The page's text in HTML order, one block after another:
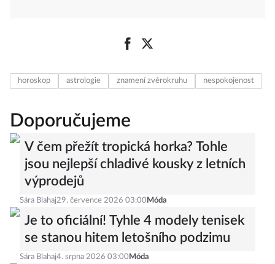
horoskop astrologie znamení zvěrokruhu nespokojenost
Doporučujeme
V čem přežít tropická horka? Tohle
jsou nejlepší chladivé kousky z letních
výprodejů
Sára Blahaj29. července 2026 03:00 Móda
Je to oficiální! Tyhle 4 modely tenisek
se stanou hitem letošního podzimu
Sára Blahaj4. srpna 2026 03:00 Móda